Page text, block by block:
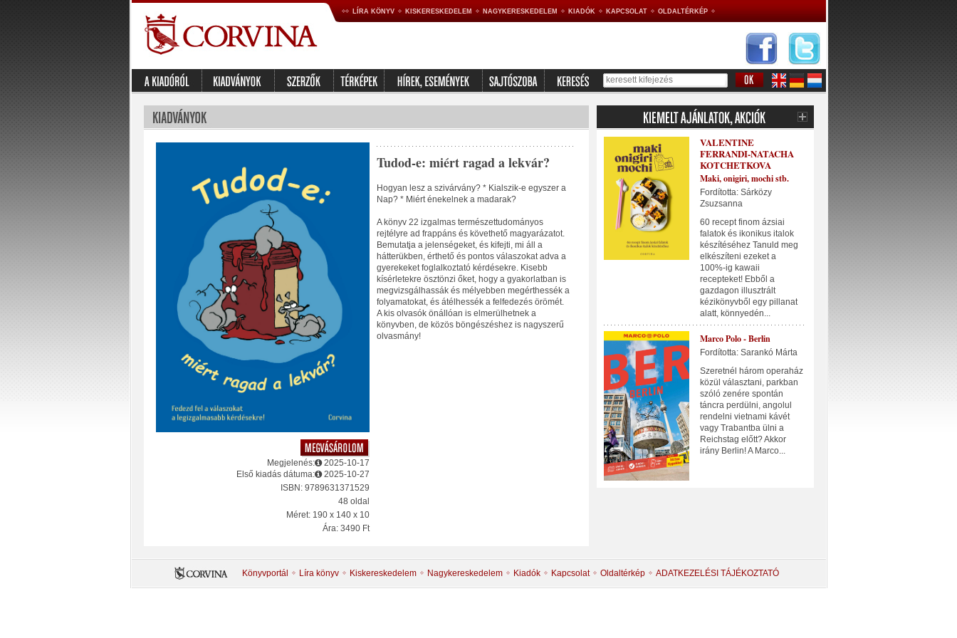
LÍRA KÖNYV KISKERESKEDELEM NAGYKERESKEDELEM KIADÓK KAPCSOLAT OLDALTÉRKÉP
Megjelenés:
2025-10-17
Első kiadás dátuma:
2025-10-27
ISBN: 9789631371529
48 oldal
Méret: 190 x 140 x 10
Ára: 3490 Ft
Tudod-e: miért ragad a lekvár?
Hogyan lesz a szivárvány? * Kialszik-e egyszer a
Nap? * Miért énekelnek a madarak?
A könyv 22 izgalmas természettudományos
rejtélyre ad frappáns és követhető magyarázatot.
Bemutatja a jelenségeket, és kifejti, mi áll a
hátterükben, érthető és pontos válaszokat adva a
gyerekeket foglalkoztató kérdésekre. Kisebb
kísérletekre ösztönzi őket, hogy a gyakorlatban is
megvizsgálhassák és mélyebben megérthessék a
folyamatokat, és átélhessék a felfedezés örömét.
A kis olvasók önállóan is elmerülhetnek a
könyvben, de közös böngészéshez is nagyszerű
olvasmány!
VALENTINE
FERRANDI-NATACHA
KOTCHETKOVA
Maki, onigiri, mochi stb.
Fordította: Sárközy
Zsuzsanna
60 recept finom ázsiai
falatok és ikonikus italok
készítéséhez Tanuld meg
elkészíteni ezeket a
100%-ig kawaii
recepteket! Ebből a
gazdagon illusztrált
kézikönyvből egy pillanat
alatt, könnyedén...
Marco Polo - Berlin
Fordította: Sarankó Márta
Szeretnél három operaház
közül választani, parkban
szóló zenére spontán
táncra perdülni, angolul
rendelni vietnami kávét
vagy Trabantba ülni a
Reichstag előtt? Akkor
irány Berlin! A Marco...
Könyvportál Líra könyv Kiskereskedelem Nagykereskedelem Kiadók Kapcsolat Oldaltérkép ADATKEZELÉSI TÁJÉKOZTATÓ